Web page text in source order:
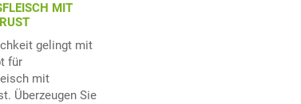
MIT
gelingt mit
für
mit
Überzeugen Sie